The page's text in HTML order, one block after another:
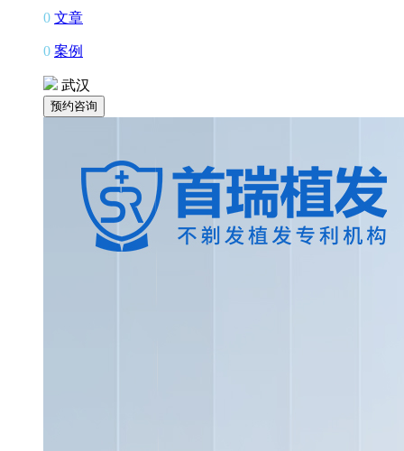
0 文章
0 案例
武汉